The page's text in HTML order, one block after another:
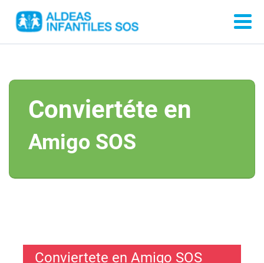
Conviertéte en
Amigo SOS
Conviertete en Amigo SOS